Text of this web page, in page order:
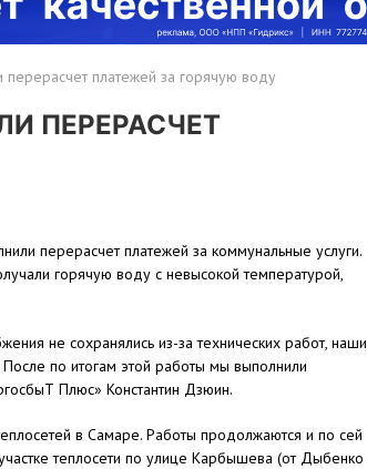
платежей за горячую воду
ПЕРЕРАСЧЕТ
перерасчет платежей за коммунальные услуги.
горячую воду с невысокой температурой,
не сохранялись из-за технических работ, наши
по итогам этой работы мы выполнили
Плюс» Константин Дзюин.
в Самаре. Работы продолжаются и по сей
теплосети по улице Карбышева (от Дыбенко